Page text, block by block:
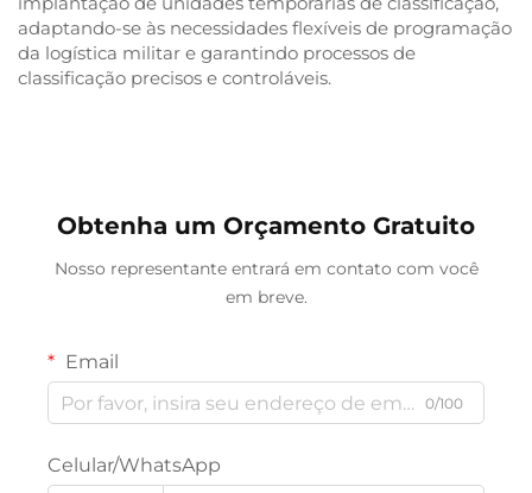
adaptando-se às necessidades flexíveis de programação
da logística militar e garantindo processos de
classificação precisos e controláveis.
Obtenha um Orçamento Gratuito
Nosso representante entrará em contato com você
em breve.
Email
0/100
Celular/WhatsApp